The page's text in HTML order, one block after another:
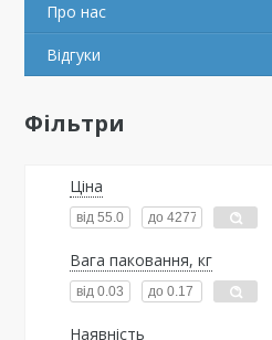
Про нас
Відгуки
Фільтри
Ціна
Вага паковання, кг
Наявність